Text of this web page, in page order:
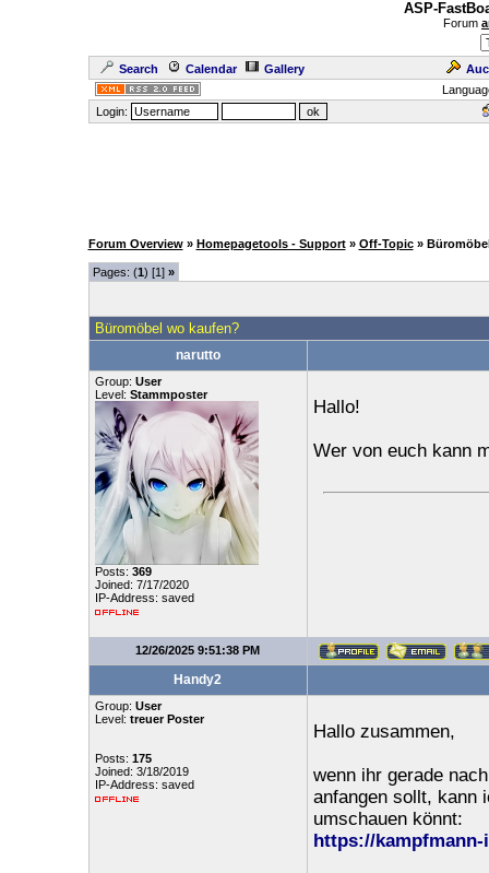
ASP-
Forum
Search Calendar Gallery
Login:
Forum Overview » Homepagetools - Support » Off-Topic »
Pages: (1) [1] »
Büromöbel wo kaufen?
narutto
Group: User
Level: Stammposter
Posts: 369
Joined: 7/17/2020
IP-Address: saved
Hallo!
Wer von euch kann
12/26/2025 9:51:38 PM
Handy2
Group: User
Level: treuer Poster
Posts: 175
Joined: 3/18/2019
IP-Address: saved
Hallo zusammen,
wenn ihr gerade
anfangen sollt, kann
umschauen könnt:
https://